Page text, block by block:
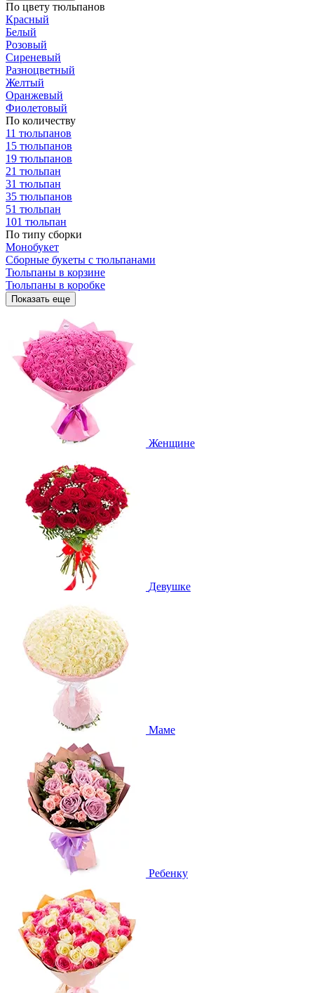
По цвету тюльпанов
Красный
Белый
Розовый
Сиреневый
Разноцветный
Желтый
Оранжевый
Фиолетовый
По количеству
11 тюльпанов
15 тюльпанов
19 тюльпанов
21 тюльпан
31 тюльпан
35 тюльпанов
51 тюльпан
101 тюльпан
По типу сборки
Монобукет
Сборные букеты с тюльпанами
Тюльпаны в корзине
Тюльпаны в коробке
Показать еще
Женщине
Девушке
Маме
Ребенку